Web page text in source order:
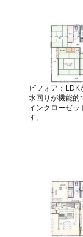
ビフォア：LDK
水回りが機能的
インクローゼッ
す。